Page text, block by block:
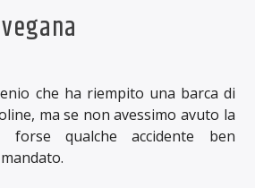
che ha riempito una barca di
ma se non avessimo avuto la
forse qualche accidente ben